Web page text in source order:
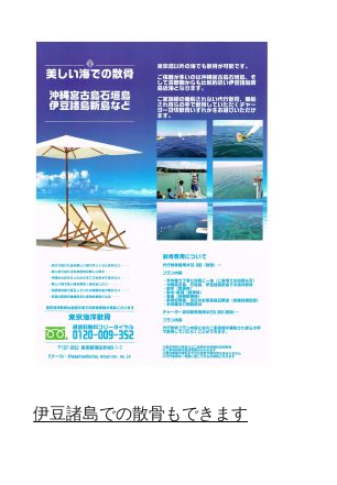
伊豆諸島での散骨もできます